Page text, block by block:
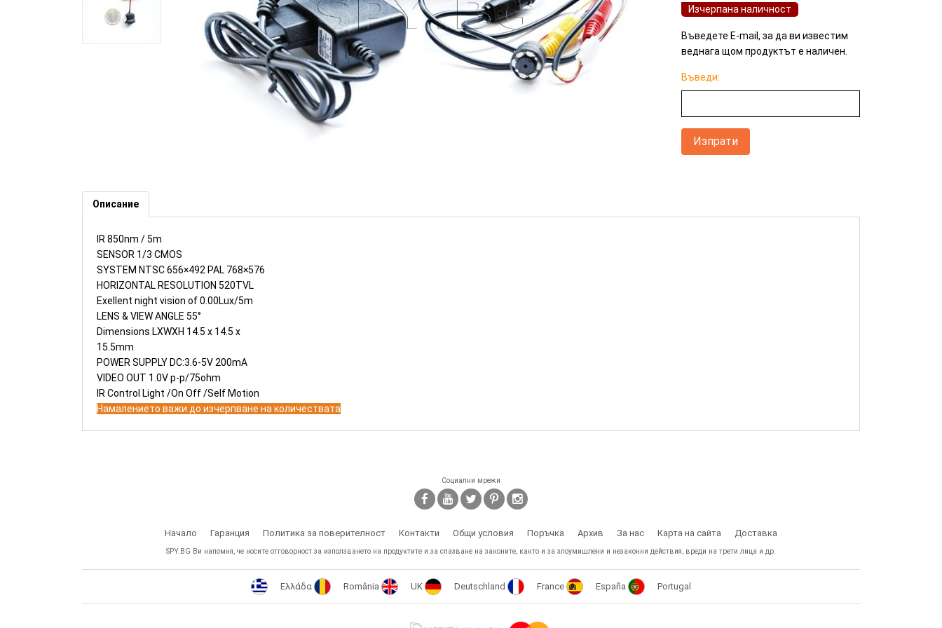
Изчерпана наличност
Въведете E-mail, за да ви известим
веднага щом продуктът е наличен.
Въведи:
CCTV камера без звук, MCV6IR850 (Номер: CCTV05)
Описание
IR 850nm / 5m
SENSOR 1/3 CMOS
SYSTEM NTSC 656×492 PAL 768×576
HORIZONTAL RESOLUTION 520TVL
Exellent night vision of 0.00Lux/5m
LENS & VIEW ANGLE 55°
Dimensions LXWXH 14.5 x 14.5 x
15.5mm
POWER SUPPLY DC:3.6-5V 200mA
VIDEO OUT 1.0V p-p/75ohm
IR Control Light /On Off /Self Motion
Намалението важи до изчерпване на количествата
Социални мрежи
Начало Гаранция Политика за поверителност Контакти Общи условия Поръчка Архив За нас Карта на сайта Доставка
SPY.BG Ви напомня, че носите отговорност за използването на продуктите и за спазване на законите, както и за злоумишлени и незаконни действия, вреди на трети лица и др.
Ελλάδα România UK Deutschland France España Portugal